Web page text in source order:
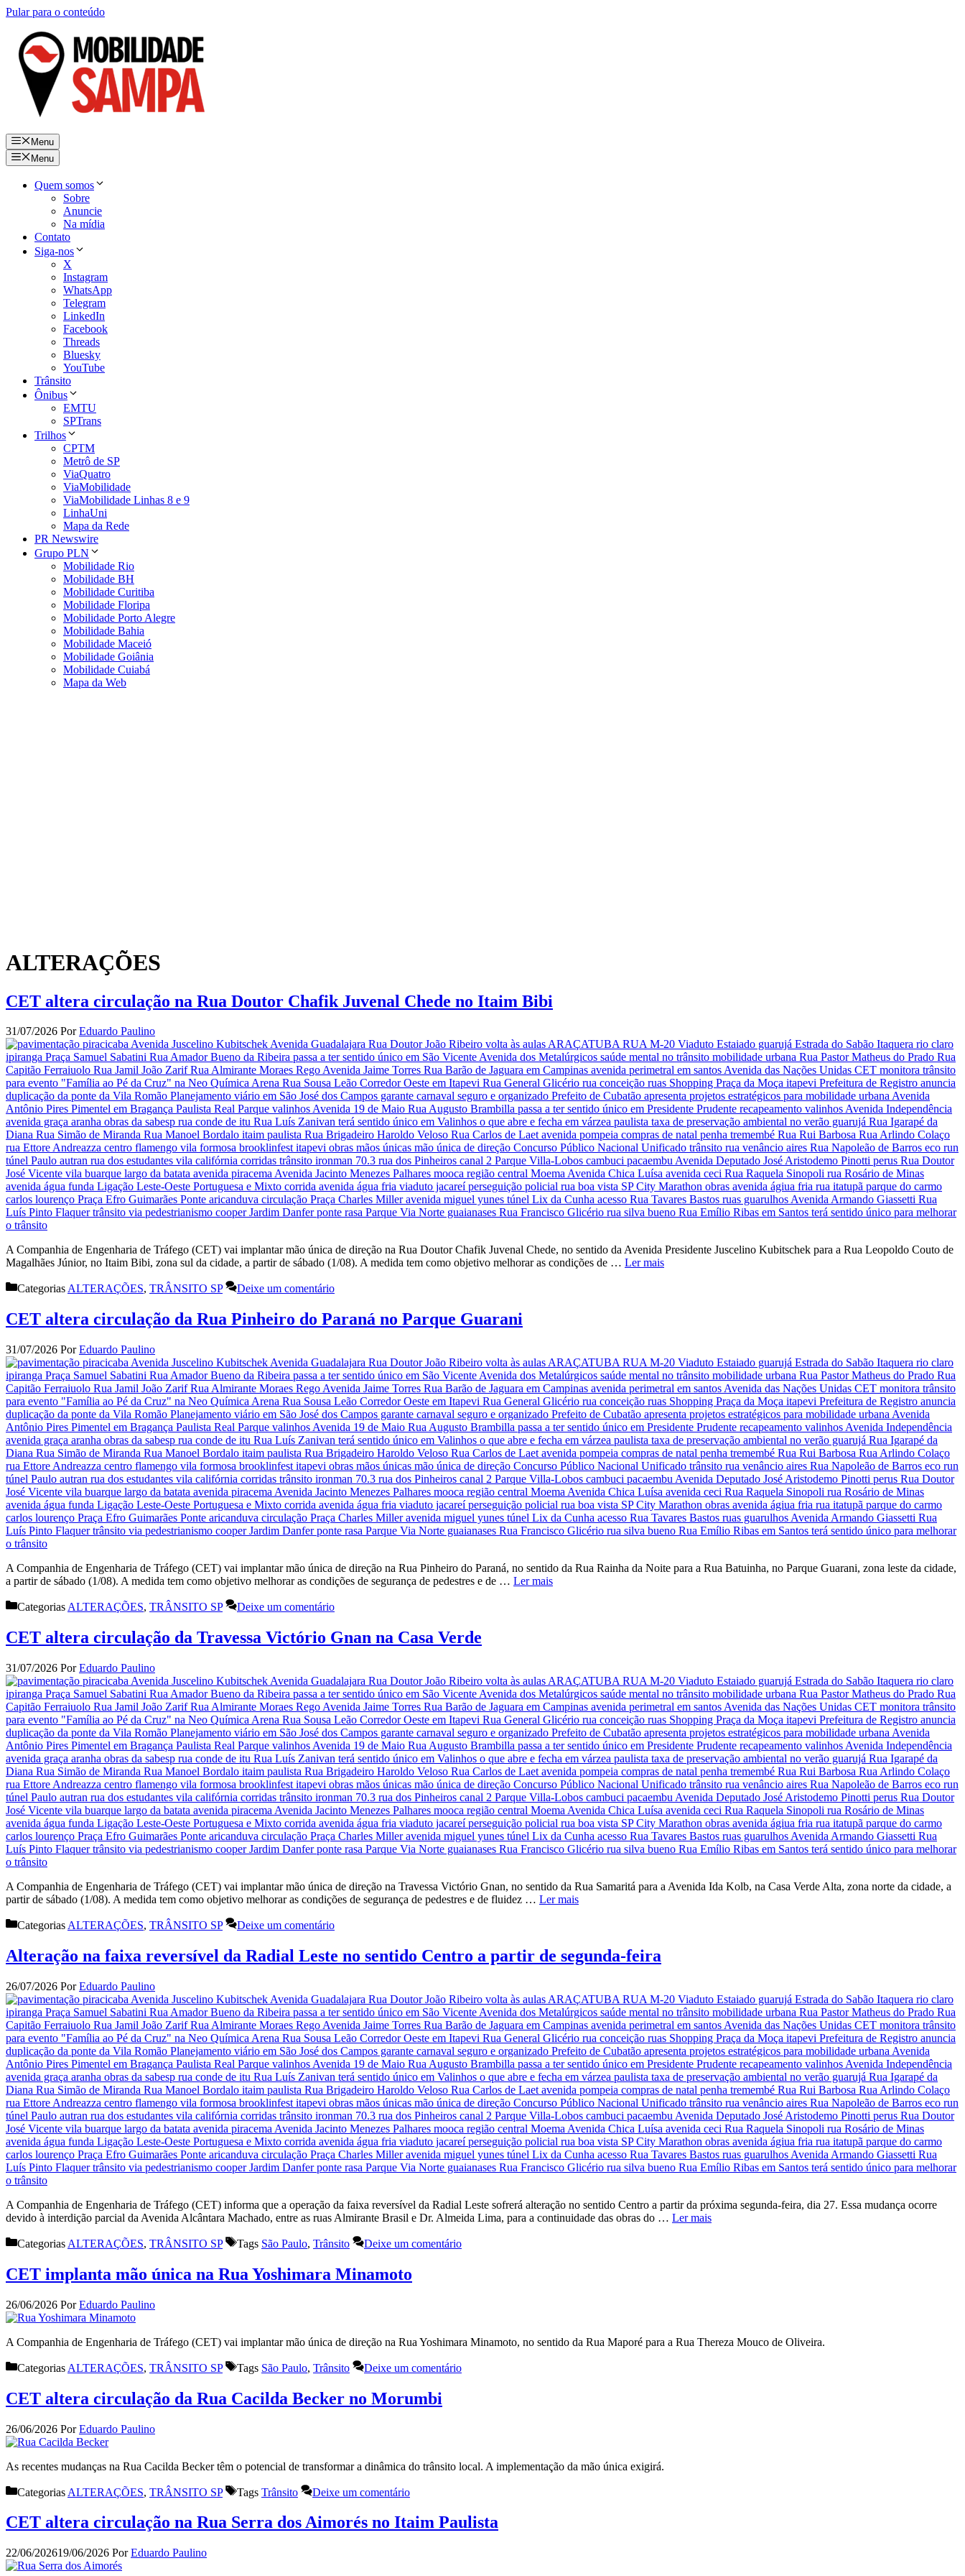
Pular para o conteúdo
Menu
Menu
Quem somos
Sobre
Anuncie
Na mídia
Contato
Siga-nos
X
Instagram
WhatsApp
Telegram
LinkedIn
Facebook
Threads
Bluesky
YouTube
Trânsito
Ônibus
EMTU
SPTrans
Trilhos
CPTM
Metrô de SP
ViaQuatro
ViaMobilidade
ViaMobilidade Linhas 8 e 9
LinhaUni
Mapa da Rede
PR Newswire
Grupo PLN
Mobilidade Rio
Mobilidade BH
Mobilidade Curitiba
Mobilidade Floripa
Mobilidade Porto Alegre
Mobilidade Bahia
Mobilidade Maceió
Mobilidade Goiânia
Mobilidade Cuiabá
Mapa da Web
ALTERAÇÕES
CET altera circulação na Rua Doutor Chafik Juvenal Chede no Itaim Bibi
31/07/2026 PorEduardo Paulino
A Companhia de Engenharia de Tráfego (CET) vai implantar mão única de direção na Rua Doutor Chafik Juvenal Chede, no sentido da Avenida Presidente Juscelino Kubitschek para a Rua Leopoldo Couto de
Magalhães Júnior, no Itaim Bibi, zona sul da cidade, a partir de sábado (1/08). A medida tem como objetivo melhorar as condições de … Ler mais
CategoriasALTERAÇÕES, TRÂNSITO SP Deixe um comentário
CET altera circulação da Rua Pinheiro do Paraná no Parque Guarani
31/07/2026 PorEduardo Paulino
A Companhia de Engenharia de Tráfego (CET) vai implantar mão única de direção na Rua Pinheiro do Paraná, no sentido da Rua Rainha da Noite para a Rua Batuinha, no Parque Guarani, zona leste da cidade,
a partir de sábado (1/08). A medida tem como objetivo melhorar as condições de segurança de pedestres e de … Ler mais
Categorias ALTERAÇÕES, TRÂNSITO SP Deixe um comentário
CET altera circulação da Travessa Victório Gnan na Casa Verde
31/07/2026 PorEduardo Paulino
A Companhia de Engenharia de Tráfego (CET) vai implantar mão única de direção na Travessa Victório Gnan, no sentido da Rua Samaritá para a Avenida Ida Kolb, na Casa Verde Alta, zona norte da cidade, a
partir de sábado (1/08). A medida tem como objetivo melhorar as condições de segurança de pedestres e de fluidez … Ler mais
Categorias ALTERAÇÕES, TRÂNSITO SP Deixe um comentário
Alteração na faixa reversível da Radial Leste no sentido Centro a partir de segunda-feira
26/07/2026 PorEduardo Paulino
A Companhia de Engenharia de Tráfego (CET) informa que a operação da faixa reversível da Radial Leste sofrerá alteração no sentido Centro a partir da próxima segunda-feira, dia 27. Essa mudança ocorre
devido à interdição parcial da Avenida Alcântara Machado, entre as ruas Almirante Brasil e Dr. Almeida Lima, para a continuidade das obras do … Ler mais
Categorias ALTERAÇÕES, TRÂNSITO SP Tags São Paulo, Trânsito Deixe um comentário
CET implanta mão única na Rua Yoshimara Minamoto
26/06/2026 PorEduardo Paulino
A Companhia de Engenharia de Tráfego (CET) vai implantar mão única de direção na Rua Yoshimara Minamoto, no sentido da Rua Maporé para a Rua Thereza Mouco de Oliveira.
Categorias ALTERAÇÕES, TRÂNSITO SP Tags São Paulo, Trânsito Deixe um comentário
CET altera circulação da Rua Cacilda Becker no Morumbi
26/06/2026 PorEduardo Paulino
As recentes mudanças na Rua Cacilda Becker têm o potencial de transformar a dinâmica do trânsito local. A implementação da mão única exigirá.
Categorias ALTERAÇÕES, TRÂNSITO SP Tags Trânsito Deixe um comentário
CET altera circulação na Rua Serra dos Aimorés no Itaim Paulista
22/06/202619/06/2026 PorEduardo Paulino